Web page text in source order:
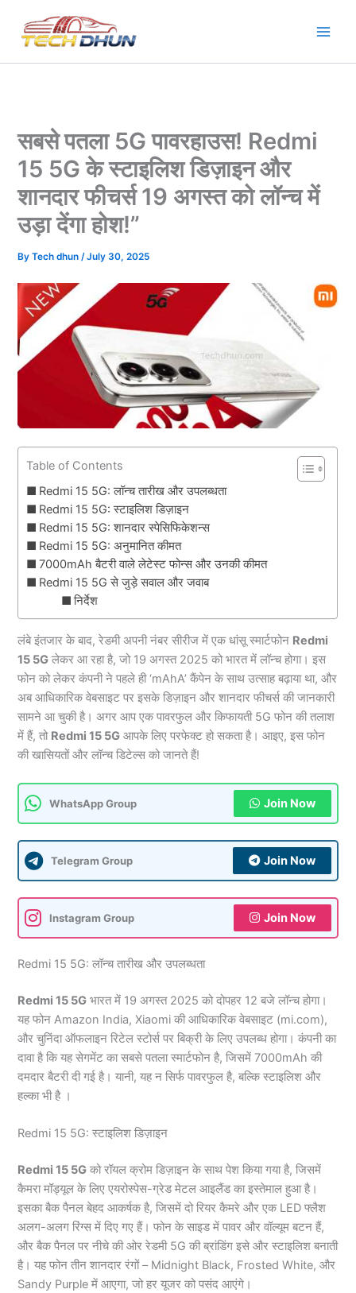
content
सबसे पतला 5G पावरहाउस! Redmi
15 5G के स्टाइलिश डिज़ाइन और
शानदार फीचर्स 19 अगस्त को लॉन्च में
उड़ा देंगा होश!”
ByTech dhun/July 30, 2025
Table of Contents
Redmi 15 5G: लॉन्च तारीख और उपलब्धता
Redmi 15 5G: स्टाइलिश डिज़ाइन
Redmi 15 5G: शानदार स्पेसिफिकेशन्स
Redmi 15 5G: अनुमानित कीमत
7000mAh बैटरी वाले लेटेस्ट फोन्स और उनकी कीमत
Redmi 15 5G से जुड़े सवाल और जवाब
निर्देश
लंबे इंतजार के बाद, रेडमी अपनी नंबर सीरीज में एक धांसू स्मार्टफोन Redmi
15 5G लेकर आ रहा है, जो 19 अगस्त 2025 को भारत में लॉन्च होगा। इस
फोन को लेकर कंपनी ने पहले ही ‘mAhA’ कैंपेन के साथ उत्साह बढ़ाया था, और
अब आधिकारिक वेबसाइट पर इसके डिज़ाइन और शानदार फीचर्स की जानकारी
सामने आ चुकी है। अगर आप एक पावरफुल और किफायती 5G फोन की तलाश
में हैं, तो Redmi 15 5G आपके लिए परफेक्ट हो सकता है। आइए, इस फोन
की खासियतों और लॉन्च डिटेल्स को जानते हैं!
WhatsApp Group Join Now
Telegram Group Join Now
Instagram Group Join Now
Redmi 15 5G: लॉन्च तारीख और उपलब्धता
Redmi 15 5G भारत में 19 अगस्त 2025 को दोपहर 12 बजे लॉन्च होगा।
यह फोन Amazon India, Xiaomi की आधिकारिक वेबसाइट (mi.com),
और चुनिंदा ऑफलाइन रिटेल स्टोर्स पर बिक्री के लिए उपलब्ध होगा। कंपनी का
दावा है कि यह सेगमेंट का सबसे पतला स्मार्टफोन है, जिसमें 7000mAh की
दमदार बैटरी दी गई है। यानी, यह न सिर्फ पावरफुल है, बल्कि स्टाइलिश और
हल्का भी है ।
Redmi 15 5G: स्टाइलिश डिज़ाइन
Redmi 15 5G को रॉयल क्रोम डिज़ाइन के साथ पेश किया गया है, जिसमें
कैमरा मॉड्यूल के लिए एयरोस्पेस-ग्रेड मेटल आइलैंड का इस्तेमाल हुआ है।
इसका बैक पैनल बेहद आकर्षक है, जिसमें दो रियर कैमरे और एक LED फ्लैश
अलग-अलग रिंग्स में दिए गए हैं। फोन के साइड में पावर और वॉल्यूम बटन हैं,
और बैक पैनल पर नीचे की ओर रेडमी 5G की ब्रांडिंग इसे और स्टाइलिश बनाती
है। यह फोन तीन शानदार रंगों – Midnight Black, Frosted White, और
Sandy Purple में आएगा, जो हर यूजर को पसंद आएंगे।